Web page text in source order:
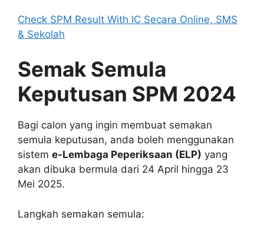
Check SPM Result With IC Secara Online, SMS
& Sekolah
Semak Semula
Keputusan SPM 2024
Bagi calon yang ingin membuat semakan
semula keputusan, anda boleh menggunakan
sistem e-Lembaga Peperiksaan (ELP) yang
akan dibuka bermula dari 24 April hingga 23
Mei 2025.
Langkah semakan semula: